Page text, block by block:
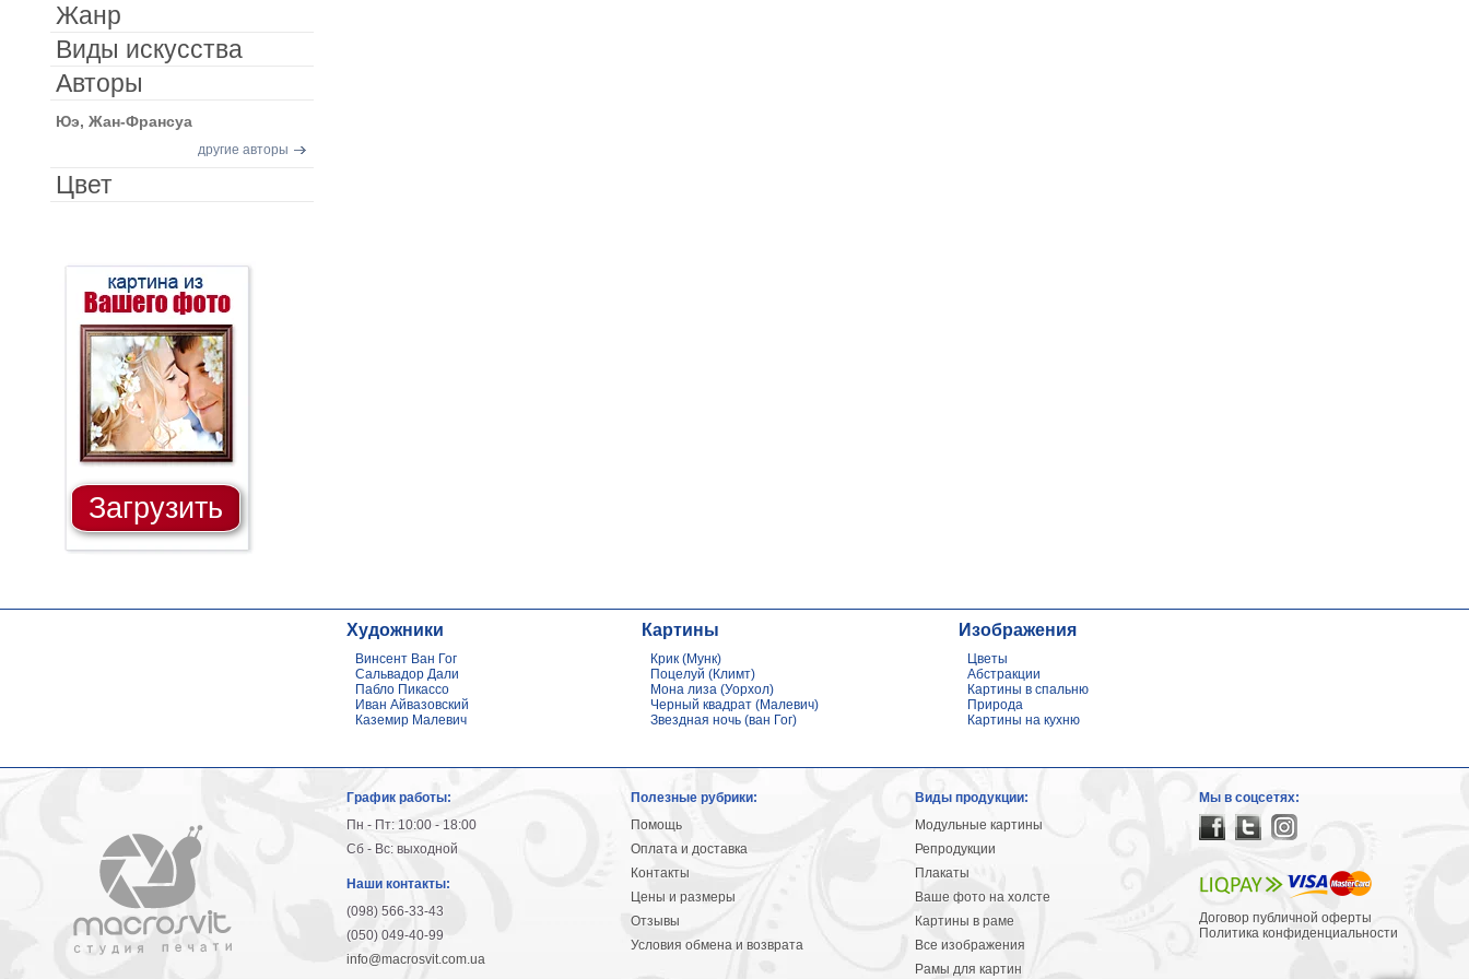
Жанр
Виды искусства
Авторы
Юэ, Жан-Франсуа
другие авторы
Цвет
Загрузить
Художники
Винсент Ван Гог
Сальвадор Дали
Пабло Пикассо
Иван Айвазовский
Каземир Малевич
Картины
Крик (Мунк)
Поцелуй (Климт)
Мона лиза (Уорхол)
Черный квадрат (Малевич)
Звездная ночь (ван Гог)
Изображения
Цветы
Абстракции
Картины в спальню
Природа
Картины на кухню
График работы:
Пн - Пт: 10:00 - 18:00
Сб - Вс: выходной
Наши контакты:
(098) 566-33-43
(050) 049-40-99
info@macrosvit.com.ua
Полезные рубрики:
Помощь
Оплата и доставка
Контакты
Цены и размеры
Отзывы
Условия обмена и возврата
Виды продукции:
Модульные картины
Репродукции
Плакаты
Ваше фото на холсте
Картины в раме
Все изображения
Рамы для картин
Мы в соцсетях:
Договор публичной оферты
Политика конфиденциальности